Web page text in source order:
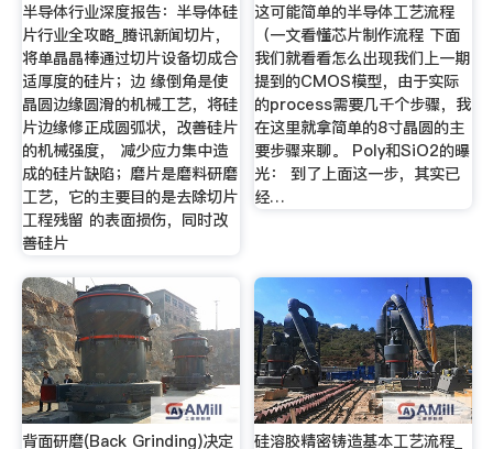
半导体行业深度报告：半导体硅
片行业全攻略_腾讯新闻切片，
将单晶晶棒通过切片设备切成合
适厚度的硅片；边 缘倒角是使
晶圆边缘圆滑的机械工艺，将硅
片边缘修正成圆弧状，改善硅片
的机械强度， 减少应力集中造
成的硅片缺陷；磨片是磨料研磨
工艺，它的主要目的是去除切片
工程残留 的表面损伤，同时改
善硅片
这可能简单的半导体工艺流程
（一文看懂芯片制作流程 下面
我们就看看怎么出现我们上一期
提到的CMOS模型，由于实际
的process需要几千个步骤，我
在这里就拿简单的8寸晶圆的主
要步骤来聊。 Poly和SiO2的曝
光： 到了上面这一步，其实已
经…
背面研磨(Back Grinding)决定 硅溶胶精密铸造基本工艺流程_